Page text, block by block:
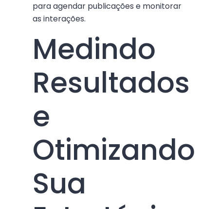
para agendar publicações e monitorar
as interações.
Medindo
Resultados
e
Otimizando
Sua